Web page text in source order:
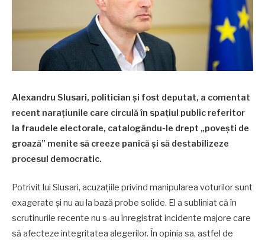
Alexandru Slusari, politician și fost deputat, a comentat
recent narațiunile care circulă în spațiul public referitor
la fraudele electorale, catalogându-le drept „povești de
groază” menite să creeze panică și să destabilizeze
procesul democratic.
Potrivit lui Slusari, acuzațiile privind manipularea voturilor sunt
exagerate și nu au la bază probe solide. El a subliniat că în
scrutinurile recente nu s-au înregistrat incidente majore care
să afecteze integritatea alegerilor. În opinia sa, astfel de